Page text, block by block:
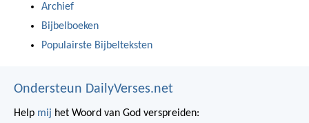
Archief
Bijbelboeken
Populairste Bijbelteksten
Ondersteun DailyVerses.net
Help mij het Woord van God verspreiden: